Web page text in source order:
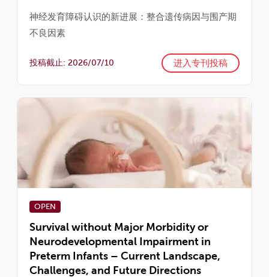
神经发育障碍认识的新进展：整合遗传病因与围产期
不良因素
投稿截止: 2026/07/10 进入专刊投稿
OPEN
Survival without Major Morbidity or
Neurodevelopmental Impairment in
Preterm Infants – Current Landscape,
Challenges, and Future Directions